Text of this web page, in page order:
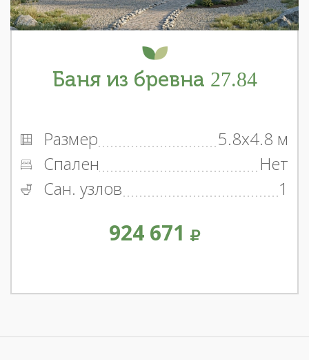
Баня из бревна 27.84
Размер
5.8x4.8 м
Спален
Нет
Сан. узлов
1
924 671